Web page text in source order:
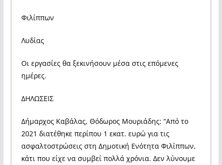
Φιλίππων
Λυδίας
Οι εργασίες θα ξεκινήσουν μέσα στις επόμενες
ημέρες.
ΔΗΛΩΣΕΙΣ
Δήμαρχος Καβάλας, Θόδωρος Μουριάδης: “Από το
2021 διατέθηκε περίπου 1 εκατ. ευρώ για τις
ασφαλτοστρώσεις στη Δημοτική Ενότητα Φιλίππων,
κάτι που είχε να συμβεί πολλά χρόνια. Δεν λύνουμε